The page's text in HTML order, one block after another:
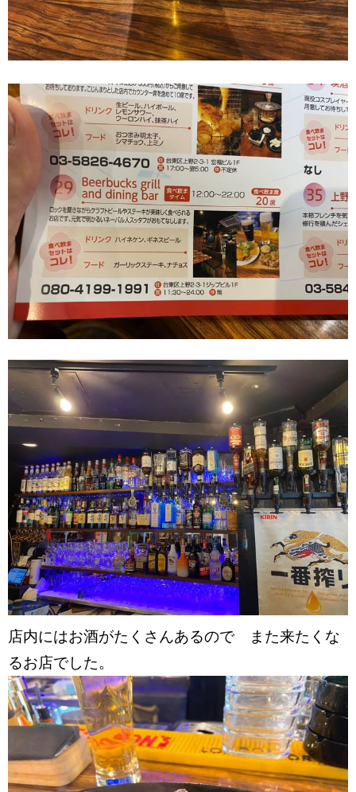
店内にはお酒がたくさんあるので また来たくな
るお店でした。